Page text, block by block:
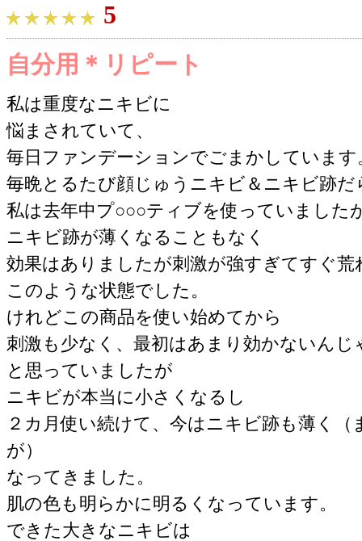
5
自分用＊リピート
私は重度なニキビに
悩まされていて、
毎日ファンデーションでごまかしています
毎晩とるたび顔じゅうニキビ＆ニキビ跡
私は去年中プ○○○ティブを使っていました
ニキビ跡が薄くなることもなく
効果はありましたが刺激が強すぎてすぐ荒
このような状態でした。
けれどこの商品を使い始めてから
刺激も少なく、最初はあまり効かないんじ
と思っていましたが
ニキビが本当に小さくなるし
２カ月使い続けて、今はニキビ跡も薄く
が）
なってきました。
肌の色も明らかに明るくなっています。
できた大きなニキビは